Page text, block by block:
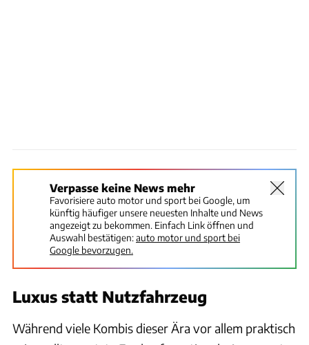
Verpasse keine News mehr
Favorisiere auto motor und sport bei Google, um
künftig häufiger unsere neuesten Inhalte und News
angezeigt zu bekommen. Einfach Link öffnen und
Auswahl bestätigen:auto motor und sport bei
Google bevorzugen.
Luxus statt Nutzfahrzeug
Während viele Kombis dieser Ära vor allem praktisch